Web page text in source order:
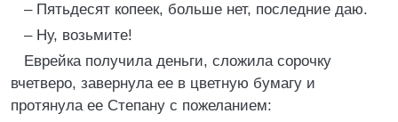
– Пятьдесят копеек, больше нет, последние даю.
– Ну, возьмите!
Еврейка получила деньги, сложила сорочку
вчетверо, завернула ее в цветную бумагу и
протянула ее Степану с пожеланием: